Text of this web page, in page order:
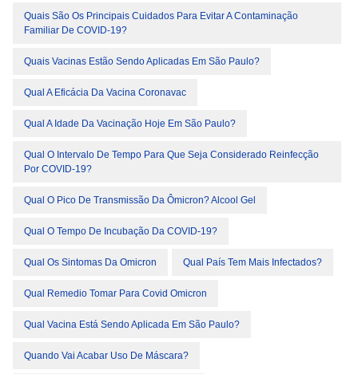
Quais São Os Principais Cuidados Para Evitar A Contaminação
Familiar De COVID-19?
Quais Vacinas Estão Sendo Aplicadas Em São Paulo?
Qual A Eficácia Da Vacina Coronavac
Qual A Idade Da Vacinação Hoje Em São Paulo?
Qual O Intervalo De Tempo Para Que Seja Considerado Reinfecção
Por COVID-19?
Qual O Pico De Transmissão Da Ômicron? Alcool Gel
Qual O Tempo De Incubação Da COVID-19?
Qual Os Sintomas Da Omicron Qual País Tem Mais Infectados?
Qual Remedio Tomar Para Covid Omicron
Qual Vacina Está Sendo Aplicada Em São Paulo?
Quando Vai Acabar Uso De Máscara?